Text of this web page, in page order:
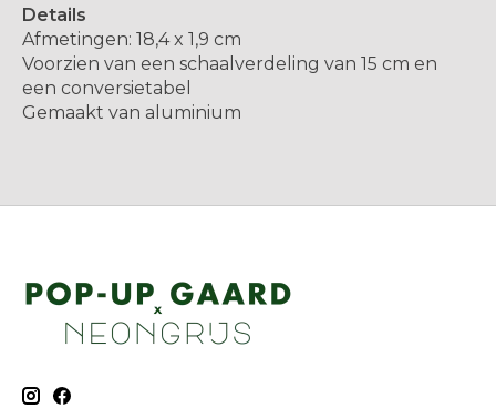
Details
Afmetingen: 18,4 x 1,9 cm
Voorzien van een schaalverdeling van 15 cm en
een conversietabel
Gemaakt van aluminium